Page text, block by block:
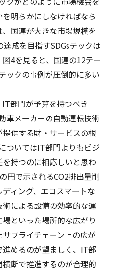
明らかにしなければなら
国連が大きな市場規模を
成を目指すSDGsテックは
4を見ると、国連の12テー
ックの事例が圧倒的に多い
部門が予算を持つべき
車メーカーの自動運転技術
供する財・サービスの根
ついてはIT部門よりもビジ
持つのに相応しいと思わ
円で示されるCO2排出量削
ィング、エコスマートな
による設備の効率的な運
といった場所的な広がり
プライチェーン上の広が
進めるのが望ましく、IT部
断で推進するのが合理的